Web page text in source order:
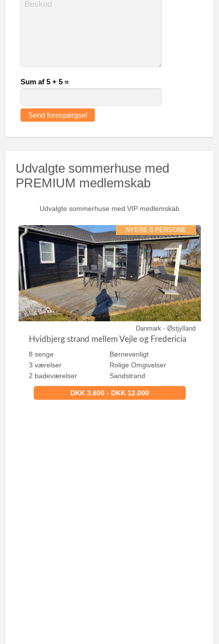
Sum af 5 + 5 =
Udvalgte sommerhuse med
PREMIUM medlemskab
Udvalgte sommerhuse med VIP medlemskab
NYERE 8 PERSONE
Danmark - Østjylland
Hvidbjerg strand mellem Vejle og Fredericia
8 senge
3 værelser
2 badeværelser
Børnevenligt
Rolige Omgivelser
Sandstrand
DKK 3.600 - DKK 12.000